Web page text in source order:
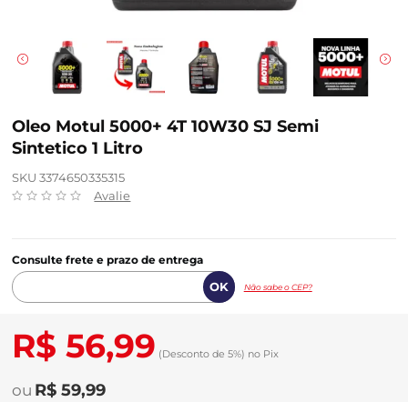
Oleo Motul 5000+ 4T 10W30 SJ Semi
Sintetico 1 Litro
SKU 3374650335315
Avalie
Consulte frete e prazo de entrega
Não sabe o CEP?
R$ 56,99 (Desconto de 5%) no Pix
R$ 59,99